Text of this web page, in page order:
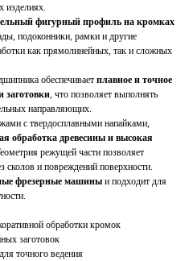
изделиях.
фигурный профиль на кромках
подоконники, рамки и другие
как прямолинейных, так и сложных
обеспечивает плавное и точное
заготовки , что позволяет выполнять
направляющих.
с твердосплавными напайками,
обработка древесины и высокая
режущей части позволяет
и повреждений поверхности.
фрезерные машины и подходит для
обработки кромок
заготовок
точного ведения